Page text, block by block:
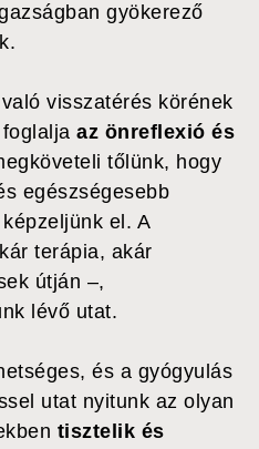
gyökerező
visszatérés körének
az önreflexió és
tőlünk, hogy
egészségesebb
el. A
terápia, akár
útján –,
lévő utat.
és a gyógyulás
utat nyitunk az olyan
tisztelik és